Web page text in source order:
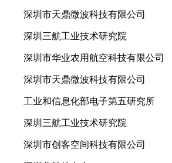
深圳市天鼎微波科技有限公司
深圳三航工业技术研究院
深圳市华业农用航空科技有限公司
深圳市天鼎微波科技有限公司
工业和信息化部电子第五研究所
深圳三航工业技术研究院
深圳市创客空间科技有限公司